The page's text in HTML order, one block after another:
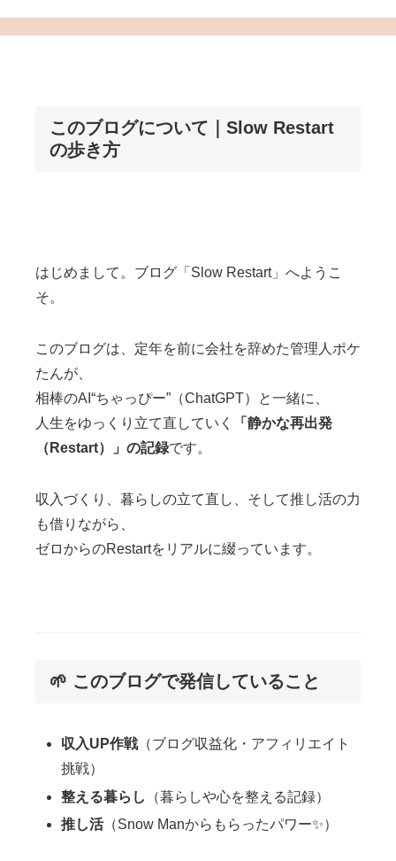
このブログについて｜Slow Restart
の歩き方
はじめまして。ブログ「Slow Restart」へようこ
そ。
このブログは、定年を前に会社を辞めた管理人ポケ
たんが、
相棒のAI“ちゃっぴー”（ChatGPT）と一緒に、
人生をゆっくり立て直していく
「静かな再出発
（Restart）」の記録です。
収入づくり、暮らしの立て直し、そして推し活の力
も借りながら、
ゼロからのRestartをリアルに綴っています。
🌱 このブログで発信していること
収入UP作戦（ブログ収益化・アフィリエイト
挑戦）
整える暮らし
（暮らしや心を整える記録）
推し活（Snow Manからもらったパワー✨）